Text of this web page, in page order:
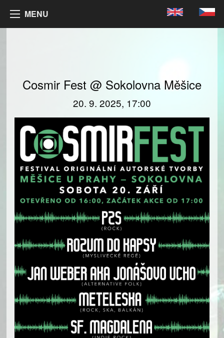
MENU
Cosmir Fest @ Sokolovna Měšice
20. 9. 2025, 17:00